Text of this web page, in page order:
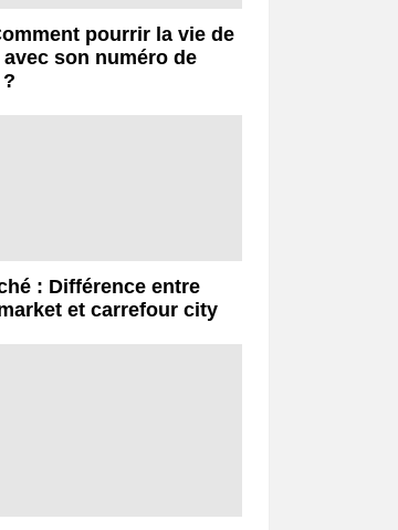
pourrir la vie de
avec son numéro de
: Différence entre
et carrefour city